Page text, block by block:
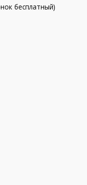
бесплатный)